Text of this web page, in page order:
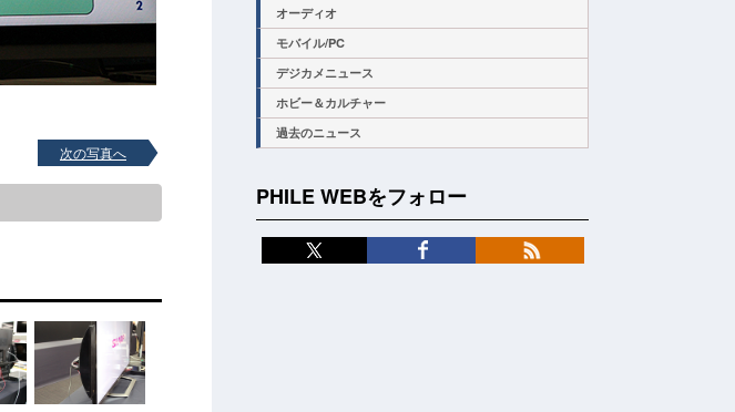
次の写真へ
オーディオ
モバイル/PC
デジカメニュース
ホビー＆カルチャー
過去のニュース
PHILE WEBをフォロー